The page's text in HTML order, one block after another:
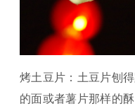
烤土豆片：土豆片刨
的面或者薯片那样的